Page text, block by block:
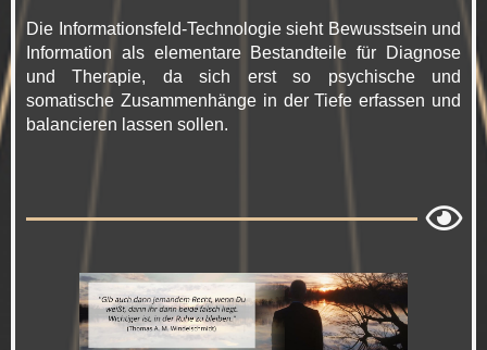
Die Informationsfeld-Technologie sieht Bewusstsein und
Information als elementare Bestandteile für Diagnose
und Therapie, da sich erst so psychische und
somatische Zusammenhänge in der Tiefe erfassen und
balancieren lassen sollen.